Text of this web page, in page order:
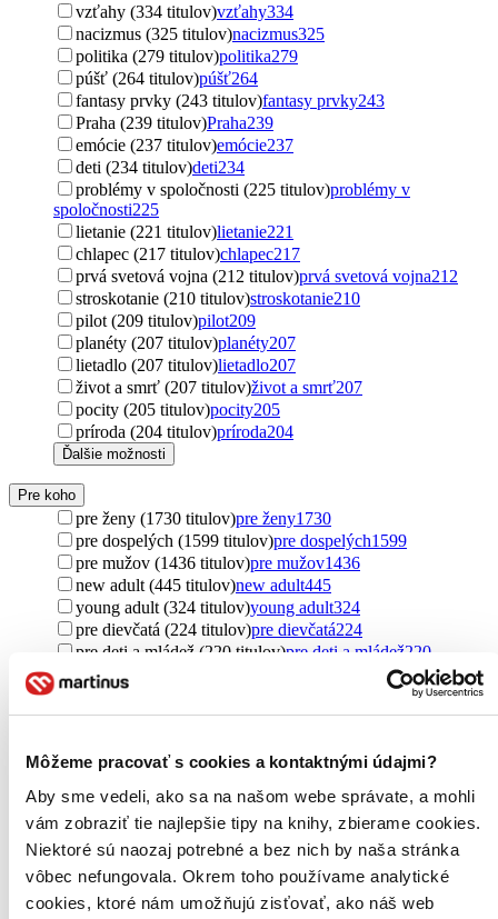
Môžeme pracovať s cookies a kontaktnými údajmi?
Aby sme vedeli, ako sa na našom webe správate, a mohli
vám zobraziť tie najlepšie tipy na knihy, zbierame cookies.
Niektoré sú naozaj potrebné a bez nich by naša stránka
vôbec nefungovala. Okrem toho používame analytické
cookies, ktoré nám umožňujú zisťovať, ako náš web
vzťahy (334 titulov)vzťahy334
nacizmus (325 titulov)nacizmus325
politika (279 titulov)politika279
púšť (264 titulov)púšť264
fantasy prvky (243 titulov)fantasy prvky243
Praha (239 titulov)Praha239
emócie (237 titulov)emócie237
deti (234 titulov)deti234
problémy v spoločnosti (225 titulov)problémy v
spoločnosti225
lietanie (221 titulov)lietanie221
chlapec (217 titulov)chlapec217
prvá svetová vojna (212 titulov)prvá svetová vojna212
stroskotanie (210 titulov)stroskotanie210
pilot (209 titulov)pilot209
planéty (207 titulov)planéty207
lietadlo (207 titulov)lietadlo207
život a smrť (207 titulov)život a smrť207
pocity (205 titulov)pocity205
príroda (204 titulov)príroda204
Ďalšie možnosti
Pre koho
pre ženy (1730 titulov)pre ženy1730
pre dospelých (1599 titulov)pre dospelých1599
pre mužov (1436 titulov)pre mužov1436
new adult (445 titulov)new adult445
young adult (324 titulov)young adult324
pre dievčatá (224 titulov)pre dievčatá224
pre deti a mládež (220 titulov)pre deti a mládež220
pre deti (212 titulov)
pre študentov (32 titulov)pre študentov32
pre kresťanov (3 tituly)pre kresťanov3
Pôvod
zahraničný (2232 titulov)zahraničný 2232
Česko (1248 titulov)Česko1248
Spojené štáty (744 titulov)
Spojené štáty